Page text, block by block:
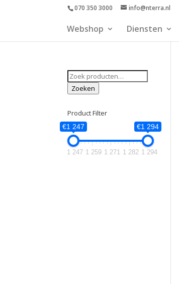
070 350 3000 info@nterra.nl
Webshop Diensten
Zoeken
naar:
Zoeken
Product Filter
€1 247 €1 294
1 247 1 259 1 271 1 282 1 294